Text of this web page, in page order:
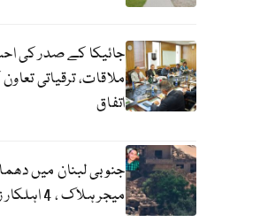
جائیکا کے صدر کی
ملاقات، ترقیاتی
اتفاق
میجر ہلاک ، 4 اہلکار زخمی